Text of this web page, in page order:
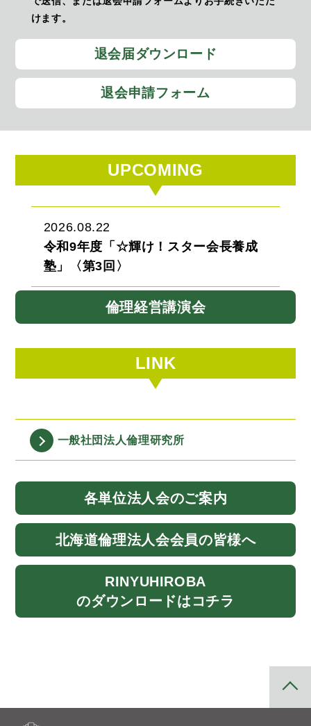
けます。
退会届ダウンロード
退会申請フォーム
UPCOMING
2026.08.22
令和9年度「☆輝け！スター会長養成
塾」〈第3回〉
倫理経営講演会
LINK
一般社団法人倫理研究所
各単位法人会のご案内
北海道倫理法人会会員の皆様へ
RINYUHIROBA
のダウンロードはコチラ